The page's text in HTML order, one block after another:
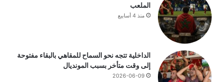
الملعب
منذ 4 أسابيع
الداخلية تتجه نحو السماح للمقاهي بالبقاء مفتوحة
إلى وقت متأخر بسبب المونديال
2026-06-09